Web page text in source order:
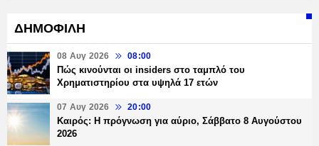
ΔΗΜΟΦΙΛΗ
08 Αυγ 2026 08:00
Πώς κινούνται οι insiders στο ταμπλό του
Χρηματιστηρίου στα υψηλά 17 ετών
07 Αυγ 2026 20:00
Καιρός: Η πρόγνωση για αύριο, Σάββατο 8 Αυγούστου
2026